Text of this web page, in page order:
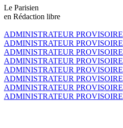
Le Parisien
en Rédaction libre
ADMINISTRATEUR PROVISOIRE
ADMINISTRATEUR PROVISOIRE
ADMINISTRATEUR PROVISOIRE
ADMINISTRATEUR PROVISOIRE
ADMINISTRATEUR PROVISOIRE
ADMINISTRATEUR PROVISOIRE
ADMINISTRATEUR PROVISOIRE
ADMINISTRATEUR PROVISOIRE